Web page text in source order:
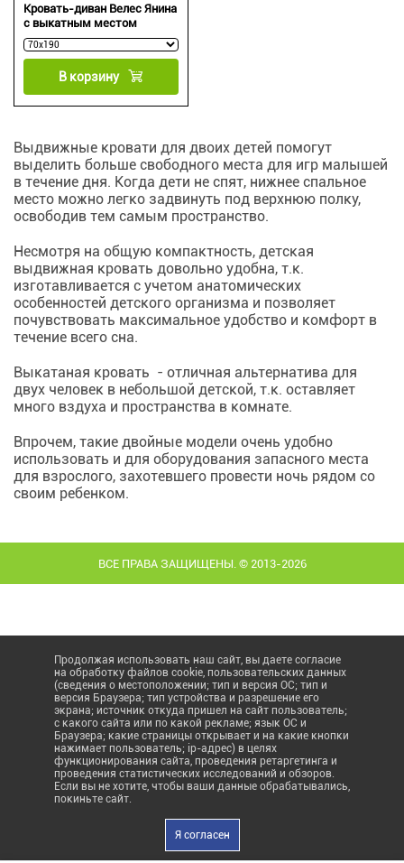
Кровать-диван Велес Янина
с выкатным местом
В корзину
Выдвижные кровати для двоих детей помогут
выделить больше свободного места для игр малышей
в течение дня. Когда дети не спят, нижнее спальное
место можно легко задвинуть под верхнюю полку,
освободив тем самым пространство.
Несмотря на общую компактность, детская
выдвижная кровать довольно удобна, т.к.
изготавливается с учетом анатомических
особенностей детского организма и позволяет
почувствовать максимальное удобство и комфорт в
течение всего сна.
Выкатаная кровать - отличная альтернатива для
двух человек в небольшой детской, т.к. оставляет
много вздуха и пространства в комнате.
Впрочем, такие двойные модели очень удобно
использовать и для оборудования запасного места
для взрослого, захотевшего провести ночь рядом со
своим ребенком.
ВСЕ ПРАВА ЗАЩИЩЕНЫ. © 2013-2026
Продолжая использовать наш сайт, вы даете согласие
на обработку файлов cookie, пользовательских данных
(сведения о местоположении; тип и версия ОС; тип и
версия Браузера; тип устройства и разрешение его
экрана; источник откуда пришел на сайт пользователь;
с какого сайта или по какой рекламе; язык ОС и
Браузера; какие страницы открывает и на какие кнопки
нажимает пользователь; ip-адрес) в целях
функционирования сайта, проведения ретаргетинга и
проведения статистических исследований и обзоров.
Если вы не хотите, чтобы ваши данные обрабатывались,
покиньте сайт.
Я согласен